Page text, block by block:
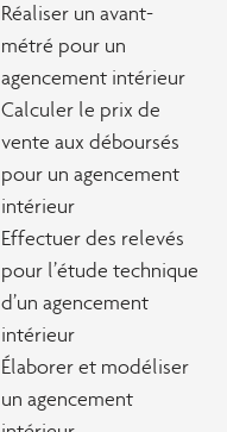
Réaliser un avant-
métré pour un
agencement intérieur
Calculer le prix de
vente aux déboursés
pour un agencement
intérieur
Effectuer des relevés
pour l’étude technique
d’un agencement
intérieur
Élaborer et modéliser
un agencement